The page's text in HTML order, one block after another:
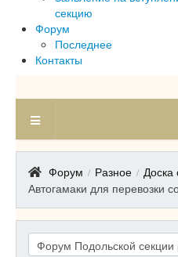
секцию
Форум
Последнее
Контакты
Форум / Разное / Доска
Автогамаки для перевозки